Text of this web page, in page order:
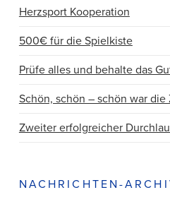
Herzsport Kooperation
500€ für die Spielkiste
Prüfe alles und behalte das
Schön, schön – schön war die
Zweiter erfolgreicher
NACHRICHTEN-